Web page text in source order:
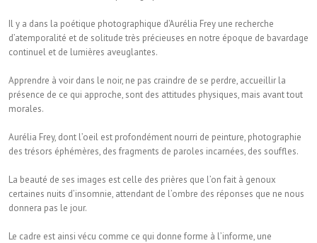
Il y a dans la poétique photographique d’Aurélia Frey une recherche
d’atemporalité et de solitude très précieuses en notre époque de bavardage
continuel et de lumières aveuglantes.
Apprendre à voir dans le noir, ne pas craindre de se perdre, accueillir la
présence de ce qui approche, sont des attitudes physiques, mais avant tout
morales.
Aurélia Frey, dont l’oeil est profondément nourri de peinture, photographie
des trésors éphémères, des fragments de paroles incarnées, des souffles.
La beauté de ses images est celle des prières que l’on fait à genoux
certaines nuits d’insomnie, attendant de l’ombre des réponses que ne nous
donnera pas le jour.
Le cadre est ainsi vécu comme ce qui donne forme à l’informe, une